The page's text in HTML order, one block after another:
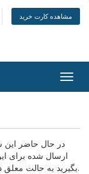
مشاهده کارت خرید
در حال حاضر
ارسال شده برای
بگیرید به حالت معلق در می آیند، برای اطلاعات بیشتر با ما تماس بگیرید.